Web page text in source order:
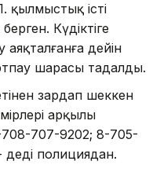
қылмыстық істі
Күдіктіге
аяқталғанға дейін
шарасы таңдалды.
зардап шеккен
арқылы
707-9202; 8-705-
полициядан.